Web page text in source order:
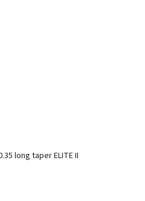
long taper ELITE II